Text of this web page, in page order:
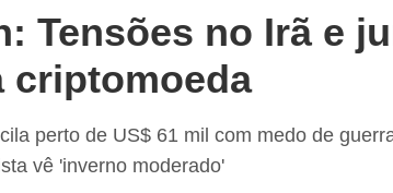
Tensões no Irã e
criptomoeda
perto de US$ 61 mil com medo de
vê 'inverno moderado'